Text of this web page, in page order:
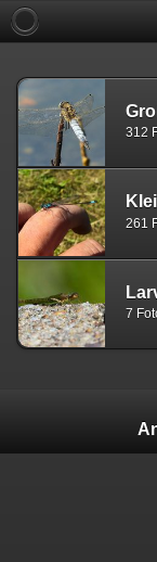
312
261
7